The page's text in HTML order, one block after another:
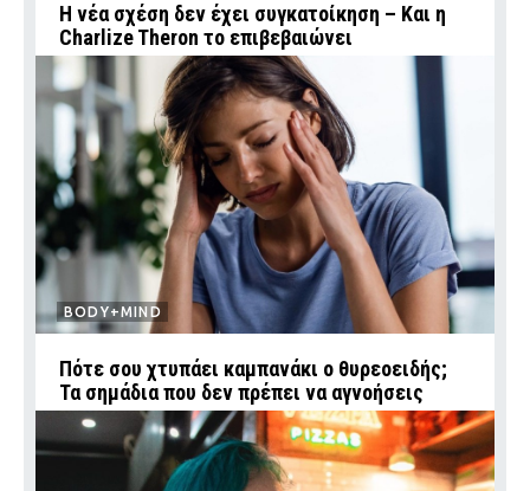
Η νέα σχέση δεν έχει συγκατοίκηση – Και η
Charlize Theron το επιβεβαιώνει
BODY+MIND
Πότε σου χτυπάει καμπανάκι ο θυρεοειδής;
Τα σημάδια που δεν πρέπει να αγνοήσεις